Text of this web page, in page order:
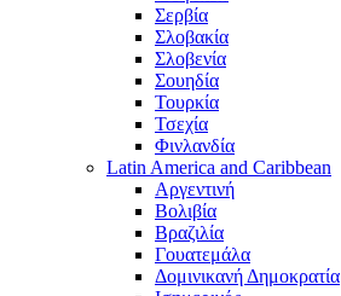
Σερβία
Σλοβακία
Σλοβενία
Σουηδία
Τουρκία
Τσεχία
Φινλανδία
Latin America and Caribbean
Αργεντινή
Βολιβία
Βραζιλία
Γουατεμάλα
Δομινικανή Δημοκρατία